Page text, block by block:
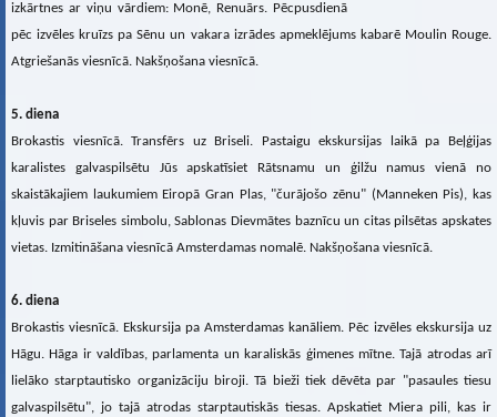
izkārtnes ar viņu vārdiem: Monē, Renuārs. Pēcpusdienā
pēc izvēles kruīzs pa Sēnu un vakara izrādes apmeklējums kabarē Moulin Rouge.
Atgriešanās viesnīcā. Nakšņošana viesnīcā.
5. diena
Brokastis viesnīcā. Transfērs uz Briseli. Pastaigu ekskursijas laikā pa Beļģijas
karalistes galvaspilsētu Jūs apskatīsiet Rātsnamu un ģilžu namus vienā no
skaistākajiem laukumiem Eiropā Gran Plas, "čurājošo zēnu" (Manneken Pis), kas
kļuvis par Briseles simbolu, Sablonas Dievmātes baznīcu un citas pilsētas apskates
vietas. Izmitināšana viesnīcā Amsterdamas nomalē. Nakšņošana viesnīcā.
6. diena
Brokastis viesnīcā. Ekskursija pa Amsterdamas kanāliem. Pēc izvēles ekskursija uz
Hāgu. Hāga ir valdības, parlamenta un karaliskās ģimenes mītne. Tajā atrodas arī
lielāko starptautisko organizāciju biroji. Tā bieži tiek dēvēta par "pasaules tiesu
galvaspilsētu", jo tajā atrodas starptautiskās tiesas. Apskatiet Miera pili, kas ir